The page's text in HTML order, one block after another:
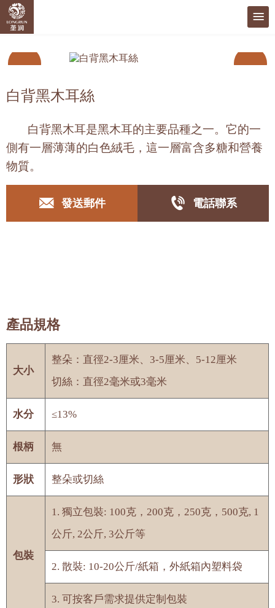
白背黑木耳絲
白背黑木耳是黑木耳的主要品種之一。它的一
側有一層薄薄的白色絨毛，這一層富含多糖和營養
物質。
發送郵件 電話聯系
產品規格
大小
整朵：直徑2-3厘米、3-5厘米、5-12厘米
切絲：直徑2毫米或3毫米
水分 ≤13%
根柄 無
形狀 整朵或切絲
包裝
1. 獨立包裝: 100克，200克，250克，500克, 1
公斤, 2公斤, 3公斤等
2. 散裝: 10-20公斤/紙箱，外紙箱內塑料袋
3. 可按客戶需求提供定制包裝